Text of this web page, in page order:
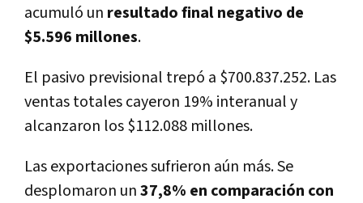
acumuló un resultado final negativo de
$5.596 millones.
El pasivo previsional trepó a $700.837.252. Las
ventas totales cayeron 19% interanual y
alcanzaron los $112.088 millones.
Las exportaciones sufrieron aún más. Se
desplomaron un37,8% en comparación con